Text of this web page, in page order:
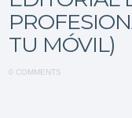
TU MÓVIL)
0 COMMENTS